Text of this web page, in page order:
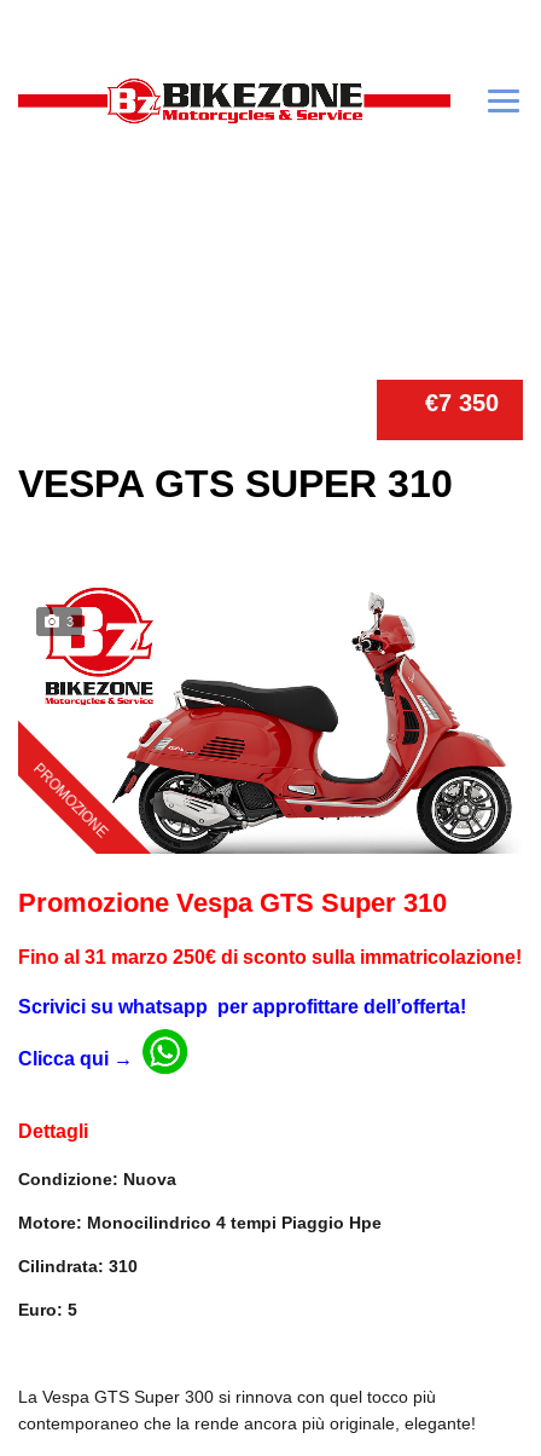
€7 350
VESPA GTS SUPER 310
3
Promozione Vespa GTS Super 310
Fino al 31 marzo 250€ di sconto sulla immatricolazione!
Scrivici su whatsapp per approfittare dell’offerta!
Clicca qui →
Dettagli
Condizione: Nuova
Motore: Monocilindrico 4 tempi Piaggio Hpe
Cilindrata: 310
Euro: 5
La Vespa GTS Super 300 si rinnova con quel tocco più
contemporaneo che la rende ancora più originale, elegante!